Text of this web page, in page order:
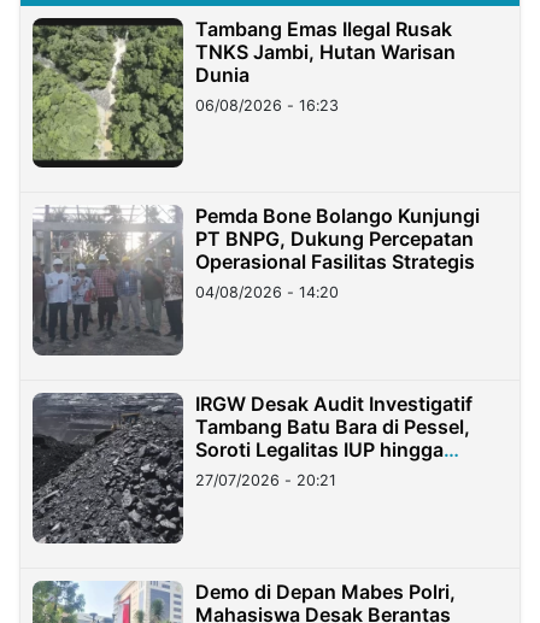
Tambang Emas Ilegal Rusak
TNKS Jambi, Hutan Warisan
Dunia
06/08/2026 - 16:23
Pemda Bone Bolango Kunjungi
PT BNPG, Dukung Percepatan
Operasional Fasilitas Strategis
04/08/2026 - 14:20
IRGW Desak Audit Investigatif
Tambang Batu Bara di Pessel,
Soroti Legalitas IUP hingga
Stockpile
27/07/2026 - 20:21
Demo di Depan Mabes Polri,
Mahasiswa Desak Berantas